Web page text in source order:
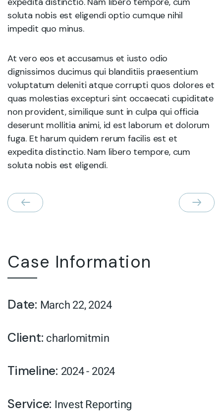
soluta nobis est eligendi optio cumque nihil
impedit quo minus.
At vero eos et accusamus et iusto odio
dignissimos ducimus qui blanditiis praesentium
voluptatum deleniti atque corrupti quos dolores et
quas molestias excepturi sint occaecati cupiditate
non provident, similique sunt in culpa qui officia
deserunt mollitia animi, id est laborum et dolorum
fuga. Et harum quidem rerum facilis est et
expedita distinctio. Nam libero tempore, cum
soluta nobis est eligendi.
Case Information
Date: March 22, 2024
Client: charlomitmin
Timeline: 2024 - 2024
Service: Invest Reporting